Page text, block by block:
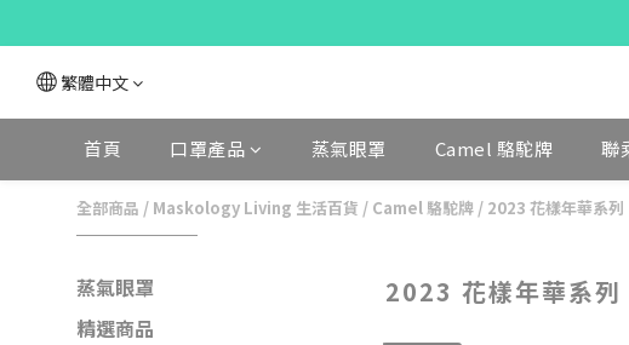
繁體中文
首頁 口罩產品 蒸氣眼罩 Camel 駱駝牌 聯
全部商品 / Maskology Living 生活百貨 / Camel 駱駝牌 / 2023 花樣年華系列
蒸氣眼罩
精選商品
2023 花樣年華系列